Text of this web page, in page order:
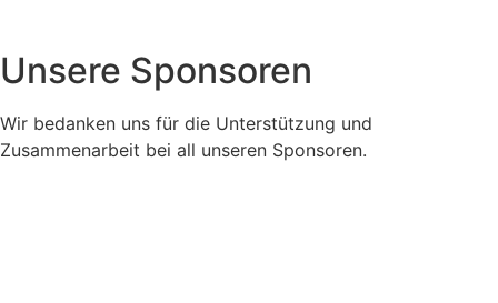
Unsere Sponsoren
Wir bedanken uns für die Unterstützung und
Zusammenarbeit bei all unseren Sponsoren.